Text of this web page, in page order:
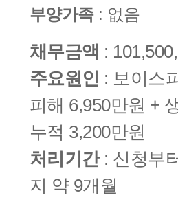
부양가족 : 없음
채무금액 :
주요원인 : 보이스
피해 6,950만원 +
누적 3,200만원
처리기간 : 신청부
지 약 9개월